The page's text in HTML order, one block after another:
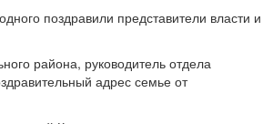
поздравили представители власти и
района, руководитель отдела
адрес семье от